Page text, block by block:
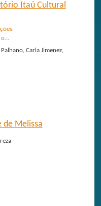
Itaú Cultural
Carla Jimenez,
de Melissa